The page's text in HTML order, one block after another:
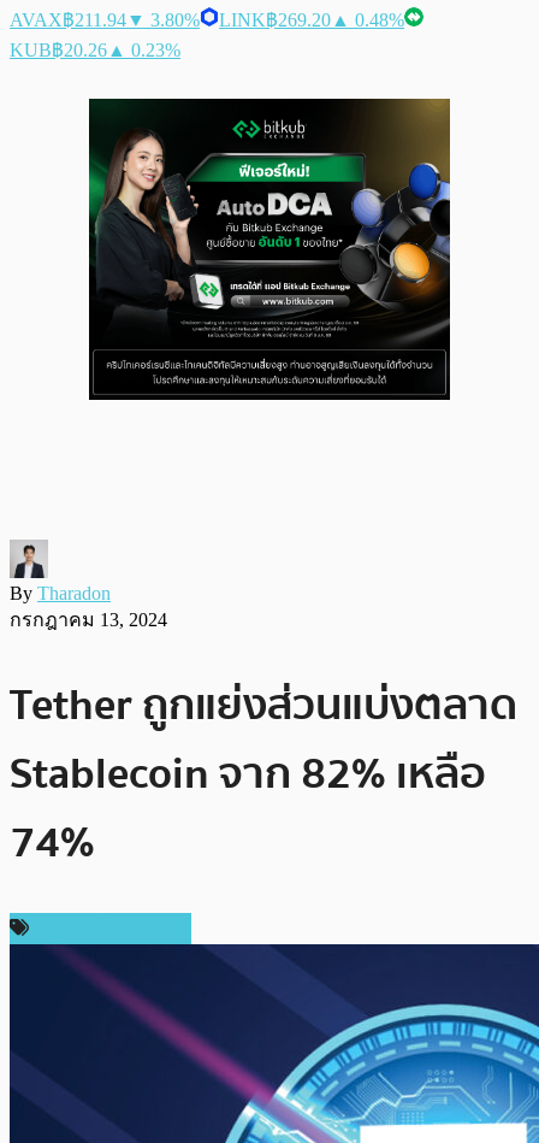
AVAX฿211.94▼ 3.80% LINK฿269.20 ▲ 0.48%
KUB฿20.26 ▲ 0.23%
By Tharadon
กรกฎาคม 13, 2024
Tether ถูกแย่งส่วนแบ่งตลาด
Stablecoin จาก 82% เหลือ
74%